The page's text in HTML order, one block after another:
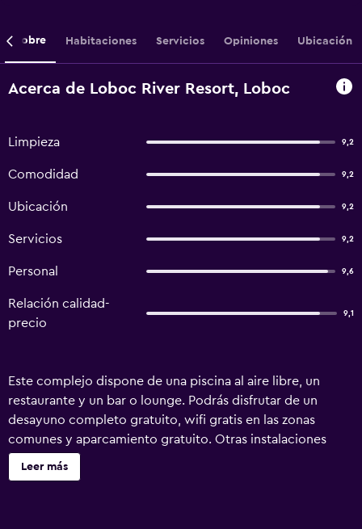
Sobre Habitaciones Servicios Opiniones Ubicación
Acerca de Loboc River Resort, Loboc
Limpieza 9,2
Comodidad 9,2
Ubicación 9,2
Servicios 9,2
Personal 9,6
Relación calidad-
precio
9,1
Este complejo dispone de una piscina al aire libre, un
restaurante y un bar o lounge. Podrás disfrutar de un
desayuno completo gratuito, wifi gratis en las zonas
comunes y aparcamiento gratuito. Otras instalaciones
incluyen un bar-cafetería, un río lento y una piscina
infantil. Loboc River Resort ofrece 24 alojamientos con
Leer más